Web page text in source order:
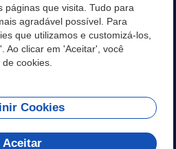
páginas que visita. Tudo para
agradável possível. Para
que utilizamos e customizá-los,
Ao clicar em 'Aceitar', você
cookies.
Cookies
Aceitar